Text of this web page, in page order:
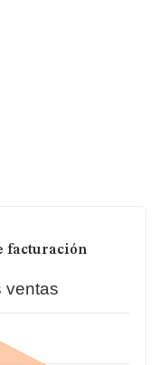
facturación
ventas